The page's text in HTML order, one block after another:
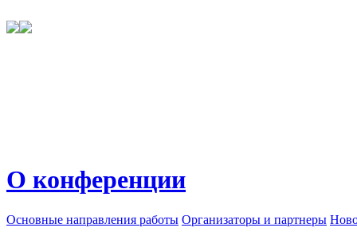
О конференции
Основные направления работы Организаторы и партнеры